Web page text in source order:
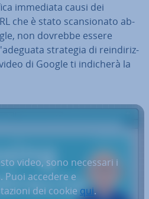
immediata causi dei
che è stato scan­sio­na­to ab­
non dovrebbe essere
strategia di rein­di­riz­
di Google ti indicherà la
video, sono necessari i
Puoi accedere e
dei cookie qui.